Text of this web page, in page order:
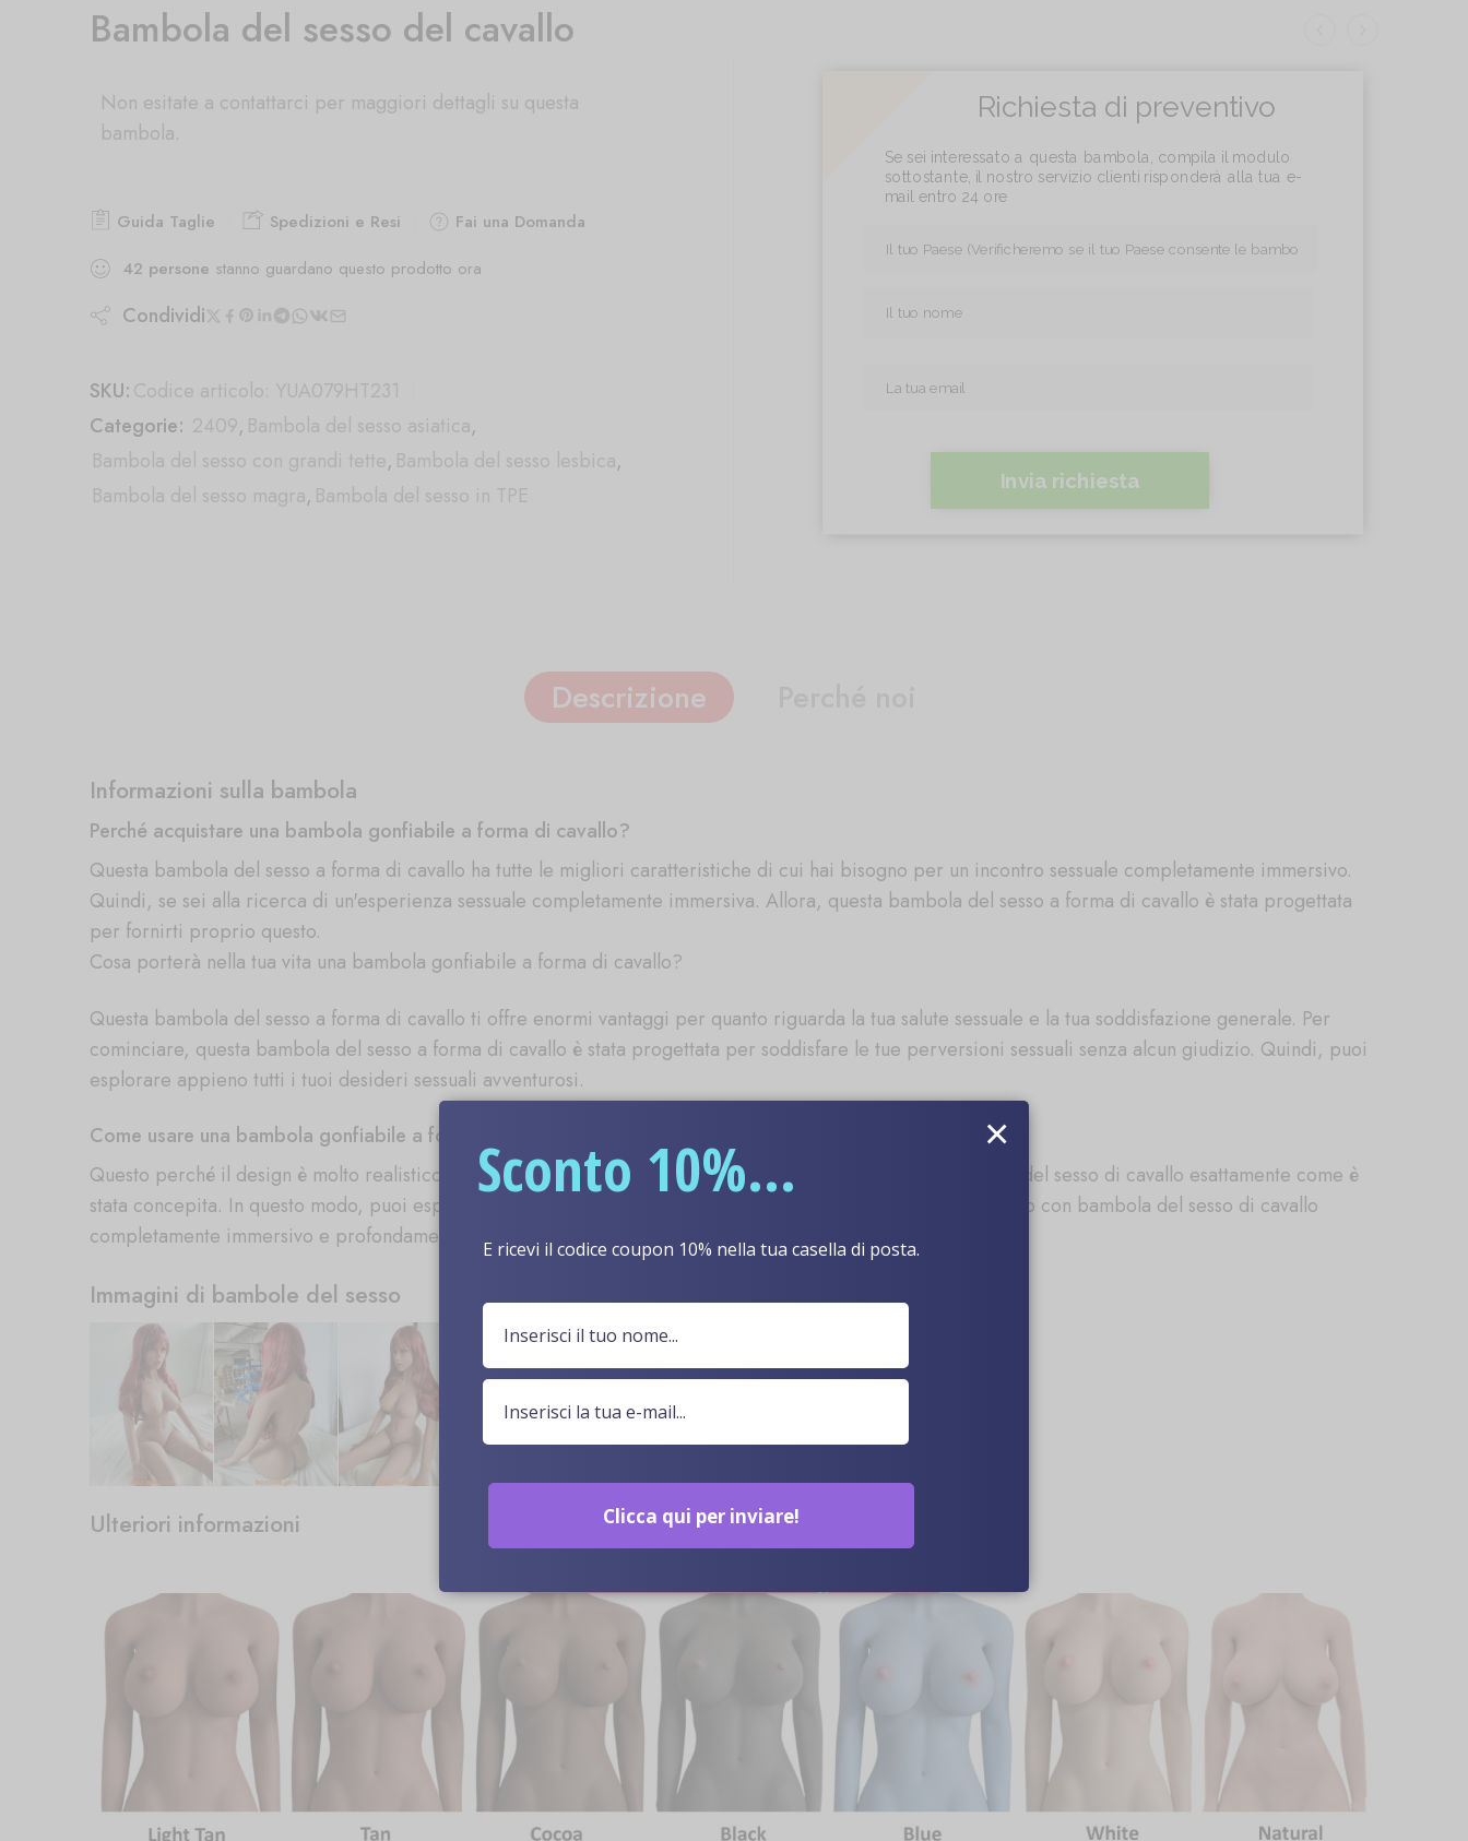
Bambola del sesso del cavallo
Non esitate a contattarci per maggiori dettagli su questa
bambola.
Guida Taglie Spedizioni e Resi
Fai una Domanda
42 persone stanno guardano questo prodotto ora
Condividi
SKU:Codice articolo: YUA079HT231
Categorie: 2409, Bambola del sesso asiatica,
Bambola del sesso con grandi tette, Bambola del sesso lesbica,
Bambola del sesso magra, Bambola del sesso in TPE
Richiesta di preventivo
Se sei interessato a questa bambola, compila il modulo
sottostante, il nostro servizio clienti risponderà alla tua e-
mail entro 24 ore
Invia richiesta
Descrizione
Informazioni sulla bambola
Perché acquistare una bambola gonfiabile a forma di cavallo?
Questa bambola del sesso a forma di cavallo ha tutte le migliori caratteristiche di cui hai bisogno per un incontro sessuale completamente immersivo.
Quindi, se sei alla ricerca di un'esperienza sessuale completamente immersiva. Allora, questa bambola del sesso a forma di cavallo è stata progettata
per fornirti proprio questo.
Cosa porterà nella tua vita una bambola gonfiabile a forma di cavallo?
Questa bambola del sesso a forma di cavallo ti offre enormi vantaggi per quanto riguarda la tua salute sessuale e la tua soddisfazione generale. Per
cominciare, questa bambola del sesso a forma di cavallo è stata progettata per soddisfare le tue perversioni sessuali senza alcun giudizio. Quindi, puoi
esplorare appieno tutti i tuoi desideri sessuali avventurosi.
Come usare una bambola gonfiabile a forma di cavallo?
Questo perché il design è molto realistico. Tutto ciò che devi fare è usare ogni parte del corpo della bambola del sesso di cavallo esattamente come è
stata concepita. In questo modo, puoi esplorare tutte le tue fantasie sessuali più sfrenate mentre ti godi un sesso con bambola del sesso di cavallo
completamente immersivo e profondamente stimolante.
Immagini di bambole del sesso
Ulteriori informazioni
Sconto 10%...
E ricevi il codice coupon 10% nella tua casella di posta.
Clicca qui per inviare!
×